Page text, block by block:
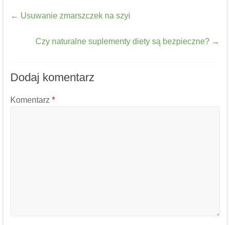
← Usuwanie zmarszczek na szyi
Czy naturalne suplementy diety są bezpieczne? →
Dodaj komentarz
Komentarz *